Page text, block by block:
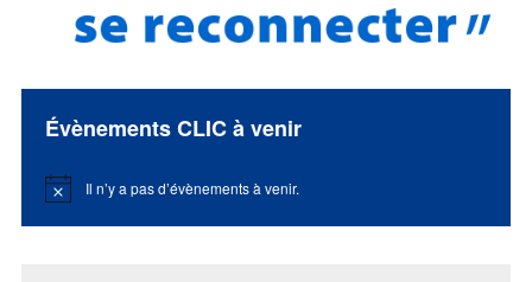
Évènements CLIC à venir
Notice Il n’y a pas d’évènements à venir.